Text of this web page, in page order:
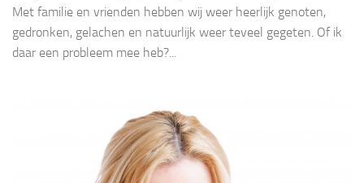
Met familie en vrienden hebben wij weer heerlijk genoten,
gedronken, gelachen en natuurlijk weer teveel gegeten. Of ik
daar een probleem mee heb?...